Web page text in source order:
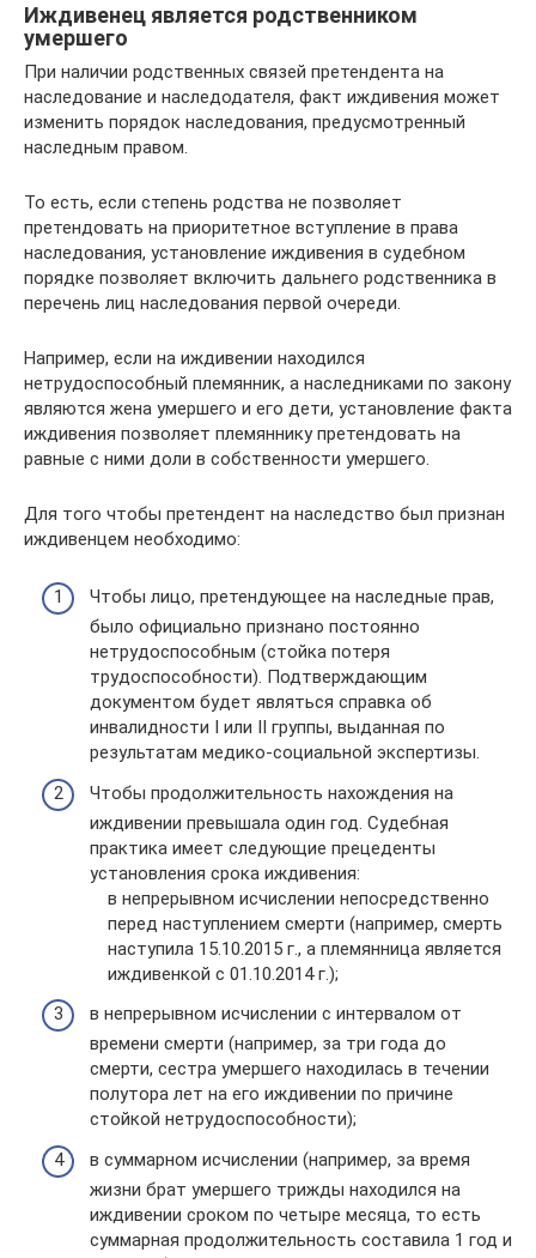
Иждивенец является родственником
умершего
При наличии родственных связей претендента на
наследование и наследодателя, факт иждивения может
изменить порядок наследования, предусмотренный
наследным правом.
То есть, если степень родства не позволяет
претендовать на приоритетное вступление в права
наследования, установление иждивения в судебном
порядке позволяет включить дальнего родственника в
перечень лиц наследования первой очереди.
Например, если на иждивении находился
нетрудоспособный племянник, а наследниками по закону
являются жена умершего и его дети, установление факта
иждивения позволяет племяннику претендовать на
равные с ними доли в собственности умершего.
Для того чтобы претендент на наследство был признан
иждивенцем необходимо:
Чтобы лицо, претендующее на наследные прав,
было официально признано постоянно
нетрудоспособным (стойка потеря
трудоспособности). Подтверждающим
документом будет являться справка об
инвалидности I или II группы, выданная по
результатам медико-социальной экспертизы.
Чтобы продолжительность нахождения на
иждивении превышала один год. Судебная
практика имеет следующие прецеденты
установления срока иждивения:
в непрерывном исчислении непосредственно
перед наступлением смерти (например, смерть
наступила 15.10.2015 г., а племянница является
иждивенкой с 01.10.2014 г.);
в непрерывном исчислении с интервалом от
времени смерти (например, за три года до
смерти, сестра умершего находилась в течении
полутора лет на его иждивении по причине
стойкой нетрудоспособности);
в суммарном исчислении (например, за время
жизни брат умершего трижды находился на
иждивении сроком по четыре месяца, то есть
суммарная продолжительность составила 1 год и